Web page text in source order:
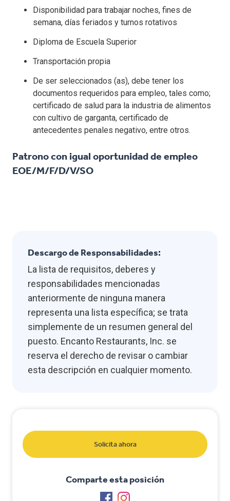
Disponibilidad para trabajar noches, fines de
semana, días feriados y turnos rotativos
Diploma de Escuela Superior
Transportación propia
De ser seleccionados (as), debe tener los
documentos requeridos para empleo, tales como;
certificado de salud para la industria de alimentos
con cultivo de garganta, certificado de
antecedentes penales negativo, entre otros.
Patrono con igual oportunidad de empleo
EOE/M/F/D/V/SO
Descargo de Responsabilidades:
La lista de requisitos, deberes y
responsabilidades mencionadas
anteriormente de ninguna manera
representa una lista específica; se trata
simplemente de un resumen general del
puesto. Encanto Restaurants, Inc. se
reserva el derecho de revisar o cambiar
esta descripción en cualquier momento.
Solicita ahora
Comparte esta posición